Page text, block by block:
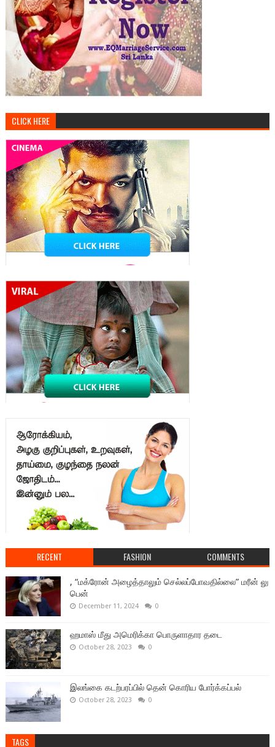
CLICK HERE
RECENT FASHION COMMENTS
, “மக்ரோன் அழைத்தாலும் செல்லப்போவதில்லை” மரீன் லு
பென்
December 11, 2024 0
ஹமாஸ் மீது அமெரிக்கா பொருளாதார தடை
October 28, 2023 0
இலங்கை கடற்பரப்பில் தென் கொரிய போர்க்கப்பல்
October 28, 2023 0
TAGS